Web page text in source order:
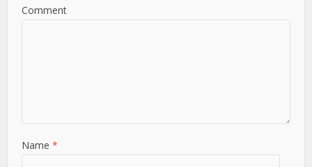
Comment
Name*